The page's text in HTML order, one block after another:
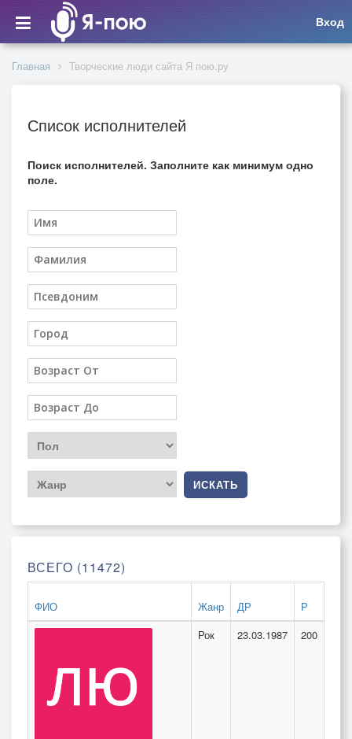
Вход
Главная Творческие люди сайта Я пою.ру
Список исполнителей
Поиск исполнителей. Заполните как минимум одно
поле.
ИСКАТЬ
ВСЕГО (11472)
ФИО Жанр ДР Р
Рок 23.03.1987 200